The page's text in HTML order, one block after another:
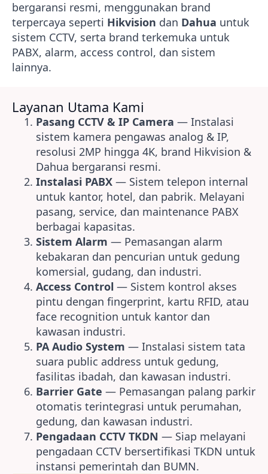
bergaransi resmi, menggunakan brand
terpercaya seperti Hikvision dan Dahua untuk
sistem CCTV, serta brand terkemuka untuk
PABX, alarm, access control, dan sistem
lainnya.
Layanan Utama Kami
Pasang CCTV & IP Camera — Instalasi
sistem kamera pengawas analog & IP,
resolusi 2MP hingga 4K, brand Hikvision &
Dahua bergaransi resmi.
Instalasi PABX — Sistem telepon internal
untuk kantor, hotel, dan pabrik. Melayani
pasang, service, dan maintenance PABX
berbagai kapasitas.
Sistem Alarm — Pemasangan alarm
kebakaran dan pencurian untuk gedung
komersial, gudang, dan industri.
Access Control — Sistem kontrol akses
pintu dengan fingerprint, kartu RFID, atau
face recognition untuk kantor dan
kawasan industri.
PA Audio System — Instalasi sistem tata
suara public address untuk gedung,
fasilitas ibadah, dan kawasan industri.
Barrier Gate — Pemasangan palang parkir
otomatis terintegrasi untuk perumahan,
gedung, dan kawasan industri.
Pengadaan CCTV TKDN — Siap melayani
pengadaan CCTV bersertifikasi TKDN untuk
instansi pemerintah dan BUMN.